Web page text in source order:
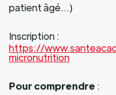
patient âgé…)
Inscription :
https://
micronutrition
Pour comprendre :